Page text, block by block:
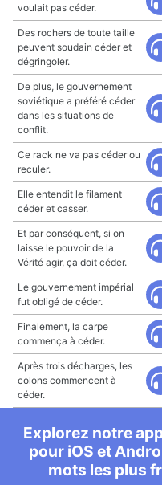
voulait pas céder.
Des rochers de toute taille
peuvent soudain céder et
dégringoler.
De plus, le gouvernement
soviétique a préféré céder
dans les situations de
conflit.
Ce rack ne va pas céder ou
reculer.
Elle entendit le filament
céder et casser.
Et par conséquent, si on
laisse le pouvoir de la
Vérité agir, ça doit céder.
Le gouvernement impérial
fut obligé de céder.
Finalement, la carpe
commença à céder.
Après trois décharges, les
colons commencent à
céder.
Explorez notre
pour iOS et
mots les plus